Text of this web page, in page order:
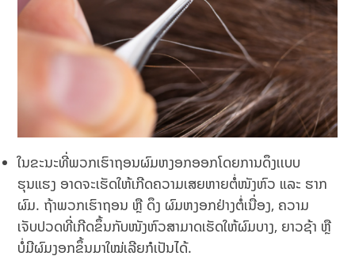
ໃນຂະນະທີ່ພວກເຮົາຖອນຜົມຫງອກອອກໂດຍການດຶງເເບບ
ຮຸນແຮງ ອາດຈະເຮັດໃຫ້ເກີດຄວາມເສຍຫາຍຕໍ່ໜັງຫົວ ແລະ ຮາກ
ຜົມ. ຖ້າພວກເຮົາຖອນ ຫຼື ດຶງ ຜົມຫງອກຢ່າງຕໍ່ເນື່ອງ, ຄວາມ
ເຈັບປວດທີ່ເກີດຂຶ້ນກັບໜັງຫົວສາມາດເຮັດໃຫ້ຜົມບາງ, ຍາວຊ້າ ຫຼື
ບໍ່ມີຜົມງອກຂຶ້ນມາໃໝ່ເລີຍກໍເປັນໄດ້.